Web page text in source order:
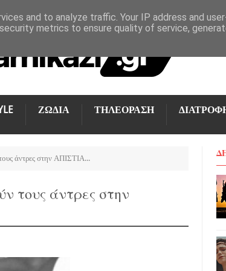
ΖΩΔΙΑ ΤΗΛΕΟΡΑΣΗ
άντρες στην ΑΠΙΣΤΙΑ...
τους άντρες στην
and to analyze traffic. Your IP address and
metrics to ensure quality of service,